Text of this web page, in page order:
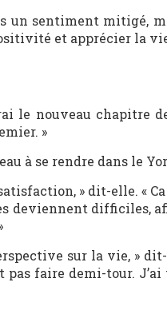
un sentiment mitigé,
et apprécier la
le nouveau chapitre
»
à se rendre dans le
» dit-elle. «
deviennent difficiles,
sur la vie, »
pas faire demi-tour.